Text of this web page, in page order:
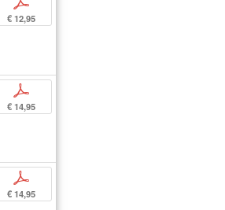
€ 12,95
p
€ 14,95
p
€ 14,95